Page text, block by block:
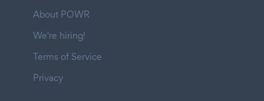
About POWR
We're hiring!
Terms of Service
Privacy